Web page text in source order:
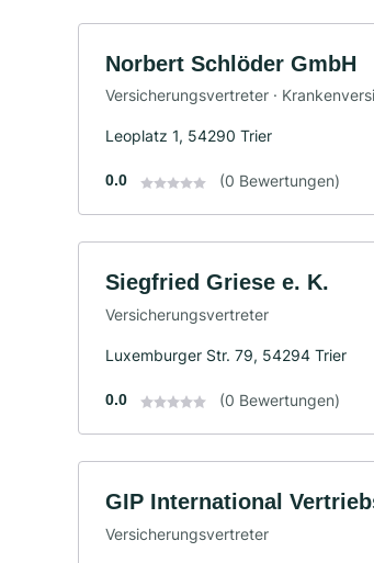
Norbert Schlöder GmbH
Versicherungsvertreter ·
Leoplatz 1, 54290 Trier
0.0 (0 Bewertungen)
Siegfried Griese e. K.
Versicherungsvertreter
Luxemburger Str. 79, 54294 Trier
0.0 (0 Bewertungen)
GIP International
Versicherungsvertreter